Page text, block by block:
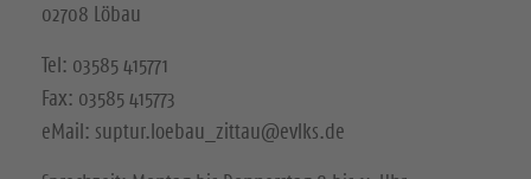
02708 Löbau
Tel: 03585 415771
Fax: 03585 415773
eMail: suptur.loebau_zittau@evlks.de